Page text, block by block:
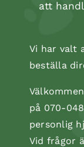
att
Vi har valt
beställa
på 070-
personlig
Vid frågor